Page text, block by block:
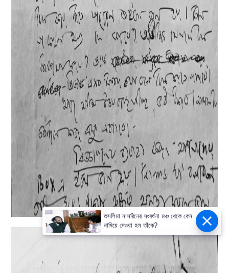
তসলিমা নাসরিনের সংবর্ধনা মঞ্চ থেকে কেন
নামিয়ে দেওয়া হল তাঁকে?